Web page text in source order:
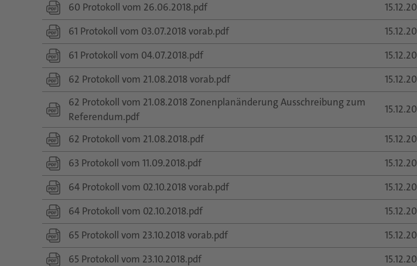
60 Protokoll vom 26.06.2018.pdf
15.12.20
61 Protokoll vom 03.07.2018 vorab.pdf
15.12.20
61 Protokoll vom 04.07.2018.pdf
15.12.20
62 Protokoll vom 21.08.2018 vorab.pdf
15.12.20
62 Protokoll vom 21.08.2018 Zonenplanänderung Ausschreibung zum
Referendum.pdf
15.12.20
62 Protokoll vom 21.08.2018.pdf 15.12.20
63 Protokoll vom 11.09.2018.pdf
15.12.20
64 Protokoll vom 02.10.2018 vorab.pdf
15.12.20
64 Protokoll vom 02.10.2018.pdf
15.12.20
65 Protokoll vom 23.10.2018 vorab.pdf
15.12.20
65 Protokoll vom 23.10.2018.pdf
15.12.20